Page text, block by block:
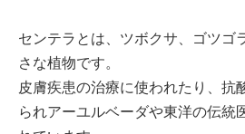
センテラとは、ツボクサ、ゴツゴ
さな植物です。
皮膚疾患の治療に使われたり、抗
られアーユルベーダや東洋の伝統